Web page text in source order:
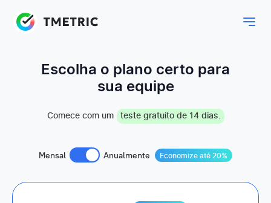
Escolha o plano certo para
sua equipe
Comece com um teste gratuito de 14 dias.
Mensal Anualmente Economize até 20%